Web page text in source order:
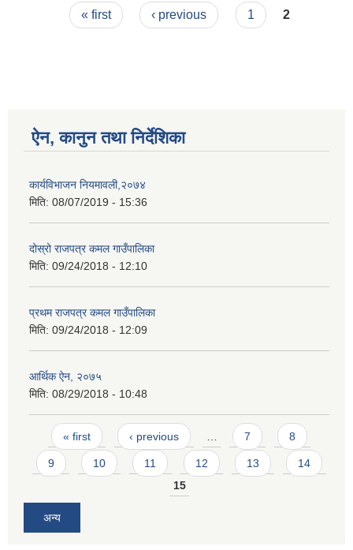
Pages« first ‹ previous 1 2
ऐन, कानुन तथा निर्देशिका
कार्यविभाजन नियमावली,२०७४
मिति: 08/07/2019 - 15:36
दोस्रो राजपत्र कमल गाउँपालिका
मिति: 09/24/2018 - 12:10
प्रथम राजपत्र कमल गाउँपालिका
मिति: 09/24/2018 - 12:09
आर्थिक ऐन, २०७५
मिति: 08/29/2018 - 10:48
Pages
« first ‹ previous … 7 8
9 10 11 12 13
14
15
अन्य